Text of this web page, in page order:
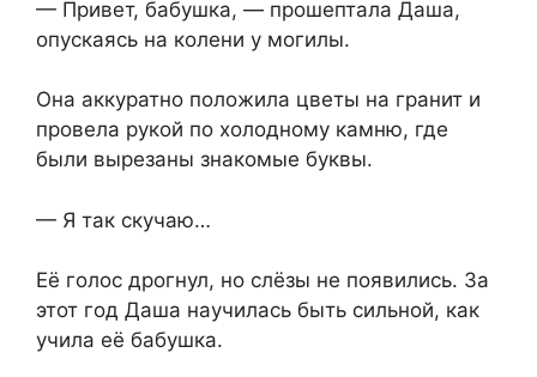
— Привет,⁨ бабушка, — прошептала Даша,
опускаясь на колени у могилы.
Она аккуратно положила цветы на гранит и
провела рукой по холодному камню,⁨ где
были вырезаны знакомые буквы.
— Я так скучаю⁨…
Её голос дрогнул, но слёзы не появились. За
этот год Даша научилась быть сильной, как
учила её бабушка.